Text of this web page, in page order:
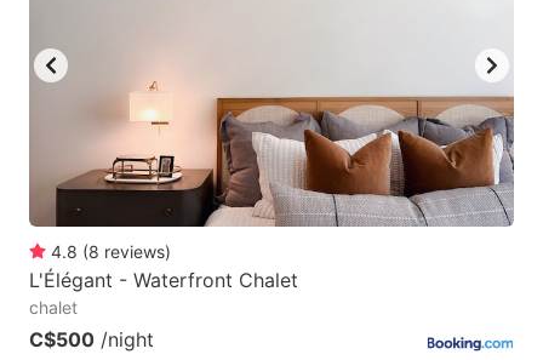
4.8 (8 reviews)
L'Élégant - Waterfront Chalet
chalet
C$500 /night